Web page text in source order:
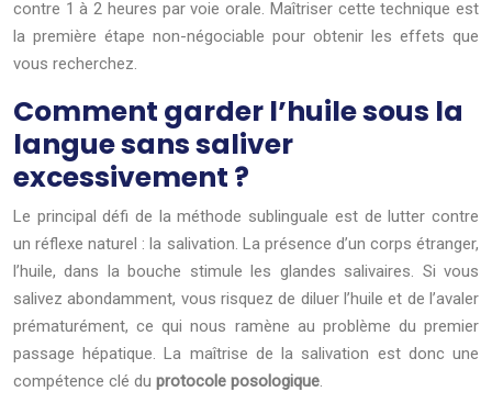
contre 1 à 2 heures par voie orale. Maîtriser cette technique est
la première étape non-négociable pour obtenir les effets que
vous recherchez.
Comment garder l’huile sous la
langue sans saliver
excessivement ?
Le principal défi de la méthode sublinguale est de lutter contre
un réflexe naturel : la salivation. La présence d’un corps étranger,
l’huile, dans la bouche stimule les glandes salivaires. Si vous
salivez abondamment, vous risquez de diluer l’huile et de l’avaler
prématurément, ce qui nous ramène au problème du premier
passage hépatique. La maîtrise de la salivation est donc une
compétence clé du protocole posologique.